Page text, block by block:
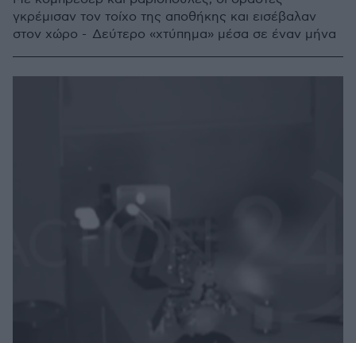
γκρέμισαν τον τοίχο της αποθήκης και εισέβαλαν
στον χώρο - Δεύτερο «χτύπημα» μέσα σε έναν μήνα